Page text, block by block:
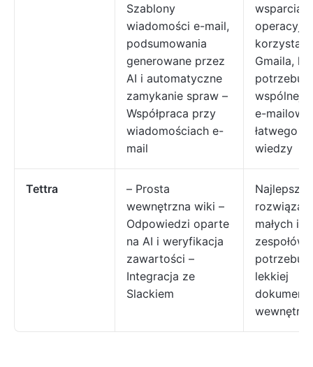
Szablony
wiadomości e-mail,
podsumowania
generowane przez
AI i automatyczne
zamykanie spraw –
Współpraca przy
wiadomościach e-
mail
wsparcia
Gmaila,
potrzebują
wspólnej
e-
łatwego
wiedzy
Tettra
– Prosta
wewnętrzna wiki –
Odpowiedzi oparte
na AI i weryfikacja
zawartości –
Integracja ze
Slackiem
Najlepsze
małych i
zespołów
lekkiej